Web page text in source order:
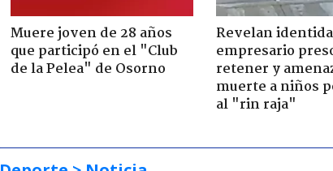
Muere joven de 28 años
que participó en el "Club
de la Pelea" de Osorno
Revelan
empresario
retener y
muerte a niños
al "rin raja"